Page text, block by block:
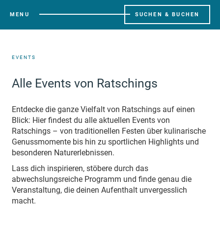
MENU SUCHEN & BUCHEN
EVENTS
Alle Events von Ratschings
Entdecke die ganze Vielfalt von Ratschings auf einen
Blick: Hier findest du alle aktuellen Events von
Ratschings – von traditionellen Festen über kulinarische
Genussmomente bis hin zu sportlichen Highlights und
besonderen Naturerlebnissen.
Lass dich inspirieren, stöbere durch das
abwechslungsreiche Programm und finde genau die
Veranstaltung, die deinen Aufenthalt unvergesslich
macht.